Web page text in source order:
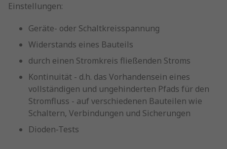
Einstellungen:
Geräte- oder Schaltkreisspannung
Widerstands eines Bauteils
durch einen Stromkreis fließenden Stroms
Kontinuität - d.h. das Vorhandensein eines
vollständigen und ungehinderten Pfads für den
Stromfluss - auf verschiedenen Bauteilen wie
Schaltern, Verbindungen und Sicherungen
Dioden-Tests